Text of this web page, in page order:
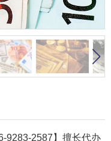
9283-2587】擅长代办